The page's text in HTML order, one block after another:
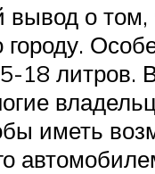
вывод о
18
иметь